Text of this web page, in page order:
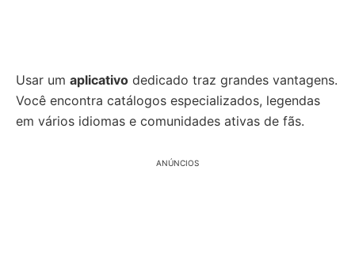
Usar um aplicativo dedicado traz grandes vantagens.
Você encontra catálogos especializados, legendas
em vários idiomas e comunidades ativas de fãs.
ANÚNCIOS